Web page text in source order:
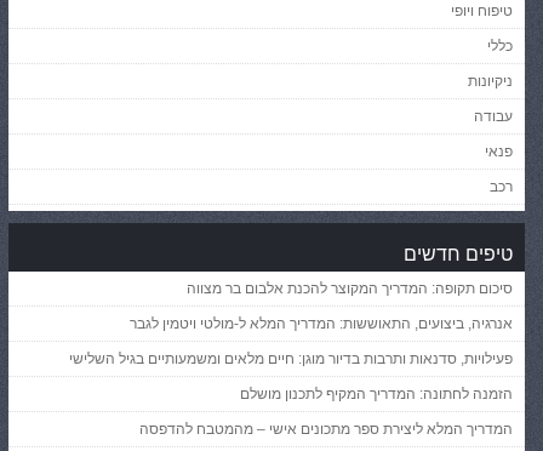
טיפוח ויופי
כללי
ניקיונות
עבודה
פנאי
רכב
טיפים חדשים
סיכום תקופה: המדריך המקוצר להכנת אלבום בר מצווה
אנרגיה, ביצועים, התאוששות: המדריך המלא ל-מולטי ויטמין לגבר
פעילויות, סדנאות ותרבות בדיור מוגן: חיים מלאים ומשמעותיים בגיל השלישי
הזמנה לחתונה: המדריך המקיף לתכנון מושלם
המדריך המלא ליצירת ספר מתכונים אישי – מהמטבח להדפסה